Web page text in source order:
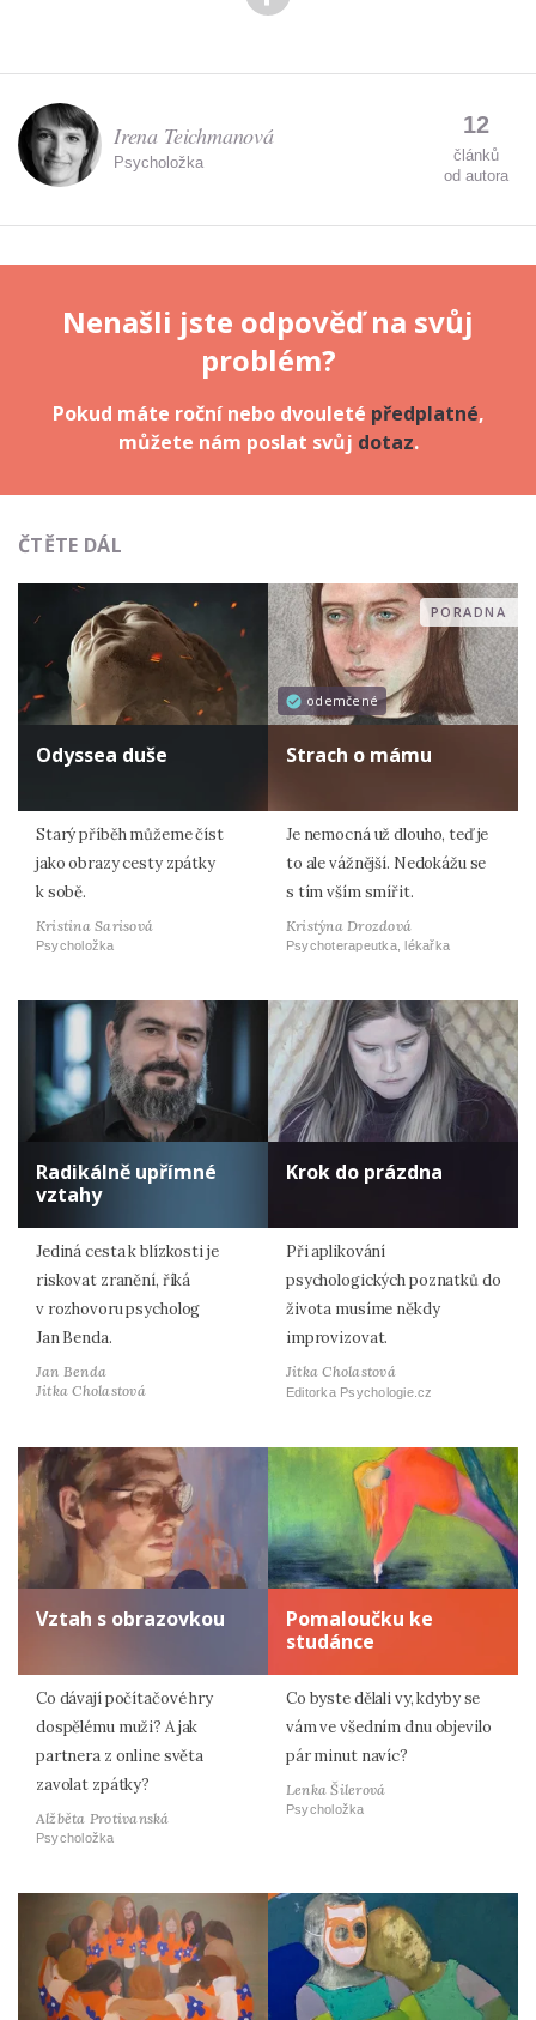
Irena Teichmanová
Psycholožka
12
článků
od autora
Nenašli jste odpověď na svůj
problém?
Pokud máte roční nebo dvouleté předplatné,
můžete nám poslat svůj dotaz.
ČTĚTE DÁL
Odyssea duše
Starý příběh můžeme číst
jako obrazy cesty zpátky
k sobě.
Kristina Sarisová
Psycholožka
odemčené
PORADNA
Strach o mámu
Je nemocná už dlouho, teď je
to ale vážnější. Nedokážu se
s tím vším smířit.
Kristýna Drozdová
Psychoterapeutka, lékařka
Radikálně upřímné
vztahy
Jediná cesta k blízkosti je
riskovat zranění, říká
v rozhovoru psycholog
Jan Benda.
Jan Benda
Jitka Cholastová
Krok do prázdna
Při aplikování
psychologických poznatků do
života musíme někdy
improvizovat.
Jitka Cholastová
Editorka Psychologie.cz
Vztah s obrazovkou
Co dávají počítačové hry
dospělému muži? A jak
partnera z online světa
zavolat zpátky?
Alžběta Protivanská
Psycholožka
Pomaloučku ke
studánce
Co byste dělali vy, kdyby se
vám ve všedním dnu objevilo
pár minut navíc?
Lenka Šilerová
Psycholožka